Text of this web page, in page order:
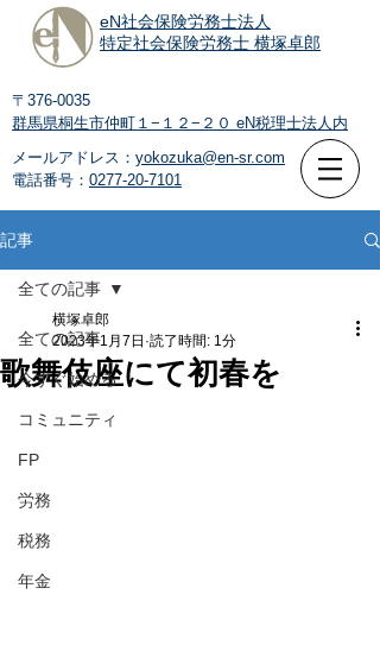
eN社会保険労務士法人
特定社会保険労務士 横塚卓郎
〒376-0035
群馬県桐生市仲町１−１２−２０ eN税理士法人内
メールアドレス： yokozuka@en-sr.com
電話番号： 0277-20-7101
記事
全ての記事
今すぐ始める
コミュニティ
FP
労務
税務
年金
全ての記事
歌舞伎座にて初春を
横塚卓郎
2023年1月7日 読了時間: 1分